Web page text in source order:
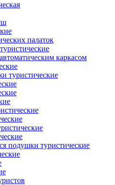
палаток
каркасом
туристические
подушки туристические